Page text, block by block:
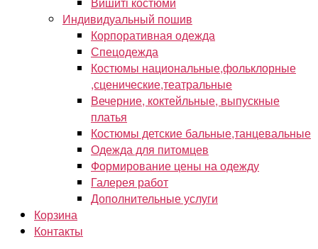
Индивидуальный пошив
Корпоративная одежда
Спецодежда
Костюмы национальные,фольклорные
,сценические,театральные
Вечерние, коктейльные, выпускные
платья
Костюмы детские бальные,танцевальные
Одежда для питомцев
Формирование цены на одежду
Галерея работ
Дополнительные услуги
Корзина
Контакты